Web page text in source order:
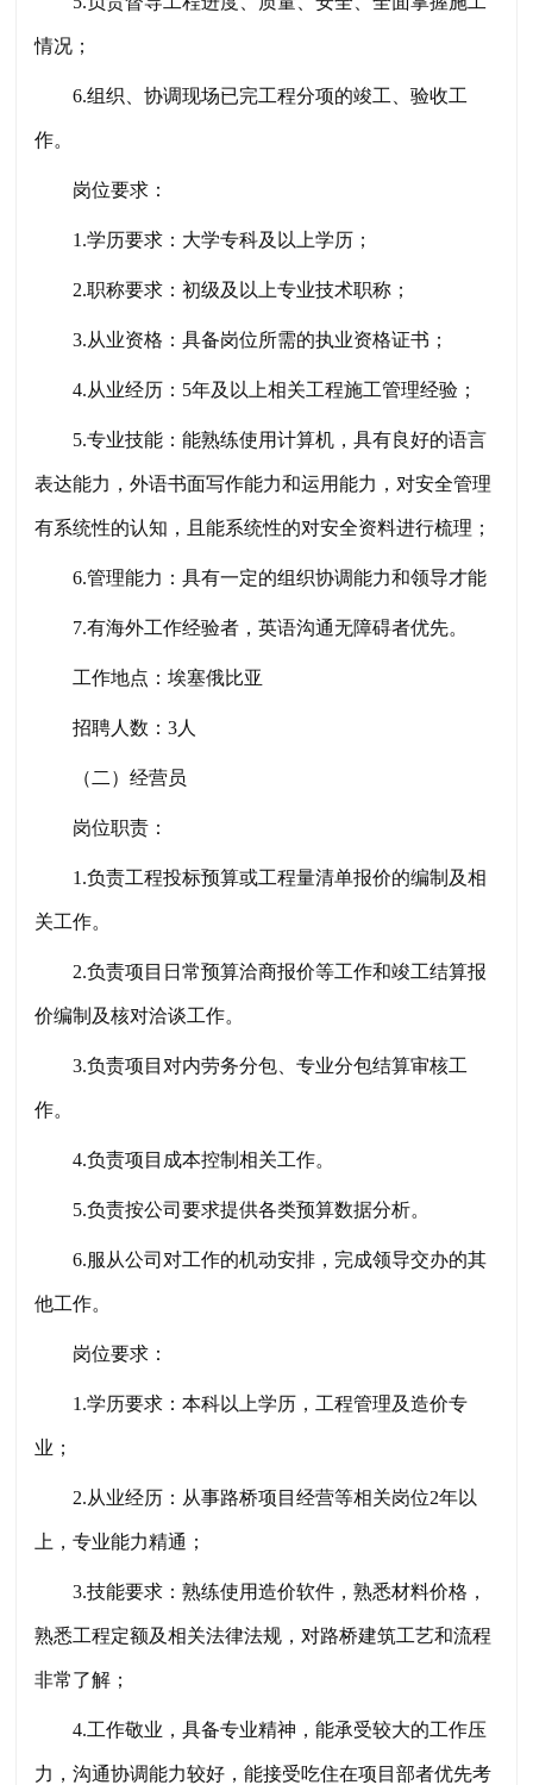
情况；
6.组织、协调现场已完工程分项的竣工、验收工
作。
岗位要求：
1.学历要求：大学专科及以上学历；
2.职称要求：初级及以上专业技术职称；
3.从业资格：具备岗位所需的执业资格证书；
4.从业经历：5年及以上相关工程施工管理经验；
5.专业技能：能熟练使用计算机，具有良好的语言
表达能力，外语书面写作能力和运用能力，对安全管理
有系统性的认知，且能系统性的对安全资料进行梳理；
6.管理能力：具有一定的组织协调能力和领导才能
7.有海外工作经验者，英语沟通无障碍者优先。
工作地点：埃塞俄比亚
招聘人数：3人
（二）经营员
岗位职责：
1.负责工程投标预算或工程量清单报价的编制及相
关工作。
2.负责项目日常预算洽商报价等工作和竣工结算报
价编制及核对洽谈工作。
3.负责项目对内劳务分包、专业分包结算审核工
作。
4.负责项目成本控制相关工作。
5.负责按公司要求提供各类预算数据分析。
6.服从公司对工作的机动安排，完成领导交办的其
他工作。
岗位要求：
1.学历要求：本科以上学历，工程管理及造价专
业；
2.从业经历：从事路桥项目经营等相关岗位2年以
上，专业能力精通；
3.技能要求：熟练使用造价软件，熟悉材料价格，
熟悉工程定额及相关法律法规，对路桥建筑工艺和流程
非常了解；
4.工作敬业，具备专业精神，能承受较大的工作压
力，沟通协调能力较好，能接受吃住在项目部者优先考